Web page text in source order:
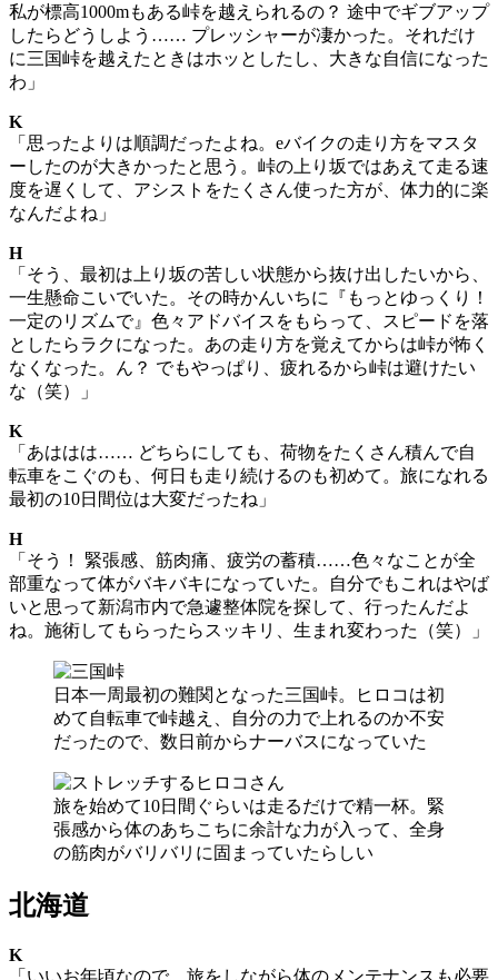
私が標高1000mもある峠を越えられるの？ 途中でギブアップ
したらどうしよう…… プレッシャーが凄かった。それだけ
に三国峠を越えたときはホッとしたし、大きな自信になった
わ」
K
「思ったよりは順調だったよね。eバイクの走り方をマスタ
ーしたのが大きかったと思う。峠の上り坂ではあえて走る速
度を遅くして、アシストをたくさん使った方が、体力的に楽
なんだよね」
H
「そう、最初は上り坂の苦しい状態から抜け出したいから、
一生懸命こいでいた。その時かんいちに『もっとゆっくり！
一定のリズムで』色々アドバイスをもらって、スピードを落
としたらラクになった。あの走り方を覚えてからは峠が怖く
なくなった。ん？ でもやっぱり、疲れるから峠は避けたい
な（笑）」
K
「あははは…… どちらにしても、荷物をたくさん積んで自
転車をこぐのも、何日も走り続けるのも初めて。旅になれる
最初の10日間位は大変だったね」
H
「そう！ 緊張感、筋肉痛、疲労の蓄積……色々なことが全
部重なって体がバキバキになっていた。自分でもこれはやば
いと思って新潟市内で急遽整体院を探して、行ったんだよ
ね。施術してもらったらスッキリ、生まれ変わった（笑）」
日本一周最初の難関となった三国峠。ヒロコは初
めて自転車で峠越え、自分の力で上れるのか不安
だったので、数日前からナーバスになっていた
旅を始めて10日間ぐらいは走るだけで精一杯。緊
張感から体のあちこちに余計な力が入って、全身
の筋肉がバリバリに固まっていたらしい
北海道
K
「いいお年頃なので、旅をしながら体のメンテナンスも必要